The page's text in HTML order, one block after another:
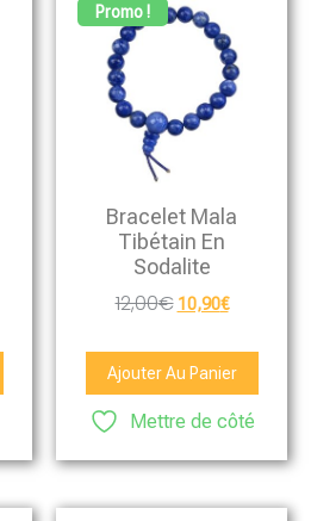
Promo !
Bracelet Mala
Tibétain En
Sodalite
12,00€ 10,90€
Ajouter Au Panier
Mettre de côté